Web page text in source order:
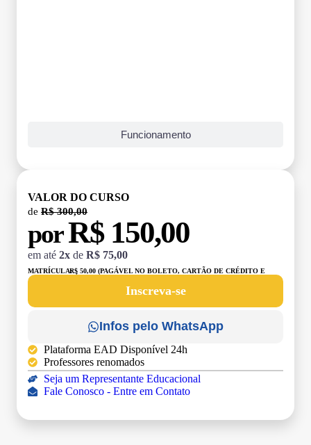
Funcionamento
VALOR DO CURSO
de R$ 300,00
porR$ 150,00
em até 2x de R$ 75,00
MATRÍCULA:R$ 50,00 (PAGÁVEL NO BOLETO, CARTÃO DE CRÉDITO E
Inscreva-se
Infos pelo WhatsApp
Plataforma EAD Disponível 24h
Professores renomados
Seja um Representante Educacional
Fale Conosco - Entre em Contato